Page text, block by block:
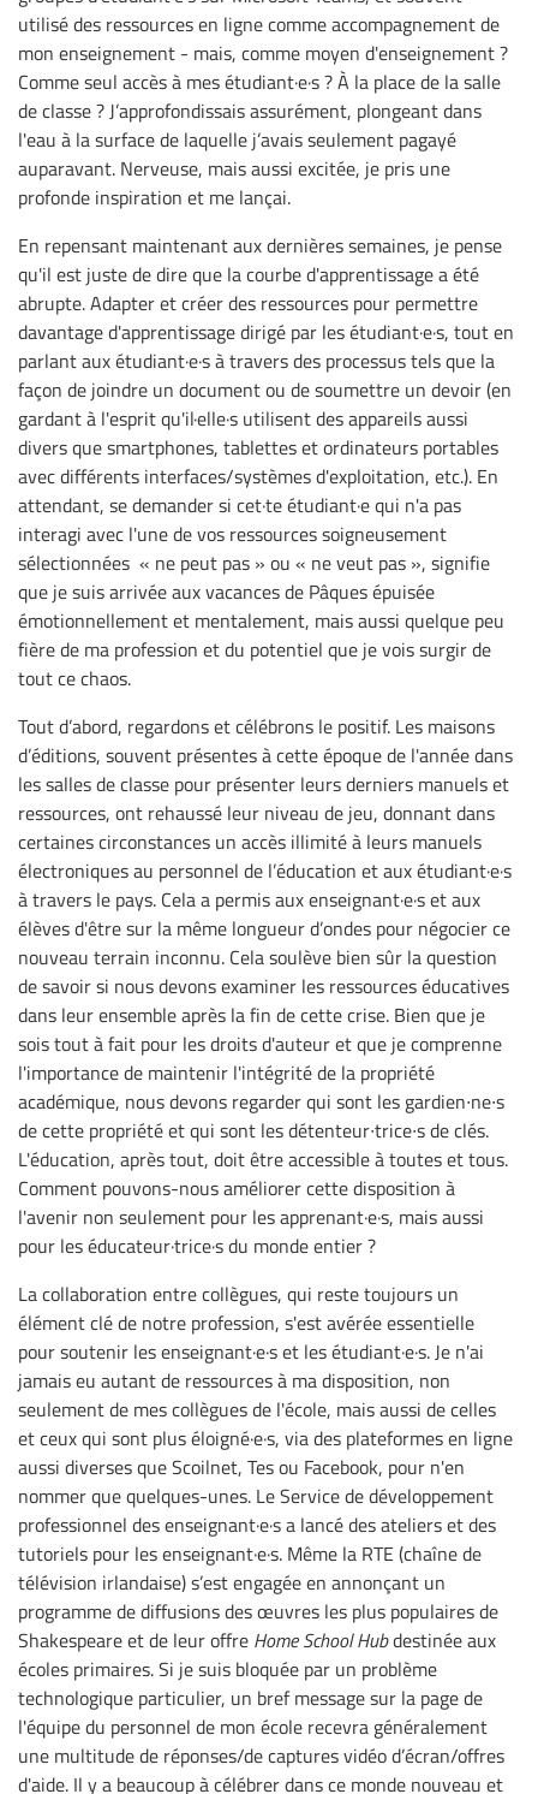
utilisé des ressources en ligne comme accompagnement de
mon enseignement - mais, comme moyen d'enseignement ?
Comme seul accès à mes étudiant·e·s ? À la place de la salle
de classe ? J’approfondissais assurément, plongeant dans
l'eau à la surface de laquelle j’avais seulement pagayé
auparavant. Nerveuse, mais aussi excitée, je pris une
profonde inspiration et me lançai.
En repensant maintenant aux dernières semaines, je pense
qu'il est juste de dire que la courbe d'apprentissage a été
abrupte. Adapter et créer des ressources pour permettre
davantage d'apprentissage dirigé par les étudiant·e·s, tout en
parlant aux étudiant·e·s à travers des processus tels que la
façon de joindre un document ou de soumettre un devoir (en
gardant à l'esprit qu'il·elle·s utilisent des appareils aussi
divers que smartphones, tablettes et ordinateurs portables
avec différents interfaces/systèmes d'exploitation, etc.). En
attendant, se demander si cet·te étudiant·e qui n'a pas
interagi avec l'une de vos ressources soigneusement
sélectionnées « ne peut pas » ou « ne veut pas », signifie
que je suis arrivée aux vacances de Pâques épuisée
émotionnellement et mentalement, mais aussi quelque peu
fière de ma profession et du potentiel que je vois surgir de
tout ce chaos.
Tout d’abord, regardons et célébrons le positif. Les maisons
d’éditions, souvent présentes à cette époque de l'année dans
les salles de classe pour présenter leurs derniers manuels et
ressources, ont rehaussé leur niveau de jeu, donnant dans
certaines circonstances un accès illimité à leurs manuels
électroniques au personnel de l’éducation et aux étudiant·e·s
à travers le pays. Cela a permis aux enseignant·e·s et aux
élèves d'être sur la même longueur d’ondes pour négocier ce
nouveau terrain inconnu. Cela soulève bien sûr la question
de savoir si nous devons examiner les ressources éducatives
dans leur ensemble après la fin de cette crise. Bien que je
sois tout à fait pour les droits d'auteur et que je comprenne
l'importance de maintenir l'intégrité de la propriété
académique, nous devons regarder qui sont les gardien∙ne∙s
de cette propriété et qui sont les détenteur∙trice∙s de clés.
L'éducation, après tout, doit être accessible à toutes et tous.
Comment pouvons-nous améliorer cette disposition à
l'avenir non seulement pour les apprenant·e·s, mais aussi
pour les éducateur·trice·s du monde entier ?
La collaboration entre collègues, qui reste toujours un
élément clé de notre profession, s'est avérée essentielle
pour soutenir les enseignant·e·s et les étudiant·e·s. Je n'ai
jamais eu autant de ressources à ma disposition, non
seulement de mes collègues de l'école, mais aussi de celles
et ceux qui sont plus éloigné·e·s, via des plateformes en ligne
aussi diverses que Scoilnet, Tes ou Facebook, pour n'en
nommer que quelques-unes. Le Service de développement
professionnel des enseignant·e·s a lancé des ateliers et des
tutoriels pour les enseignant·e·s. Même la RTE (chaîne de
télévision irlandaise) s’est engagée en annonçant un
programme de diffusions des œuvres les plus populaires de
Shakespeare et de leur offre Home School Hubdestinée aux
écoles primaires. Si je suis bloquée par un problème
technologique particulier, un bref message sur la page de
l'équipe du personnel de mon école recevra généralement
une multitude de réponses/de captures vidéo d’écran/offres
d'aide. Il y a beaucoup à célébrer dans ce monde nouveau et